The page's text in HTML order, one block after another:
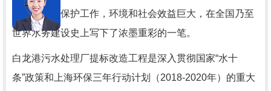
推进长江大保护工作，环境和社会效益巨大，在全国乃至
世界水务建设史上写下了浓墨重彩的一笔。
白龙港污水处理厂提标改造工程是深入贯彻国家“水十
条”政策和上海环保三年行动计划（2018-2020年）的重大